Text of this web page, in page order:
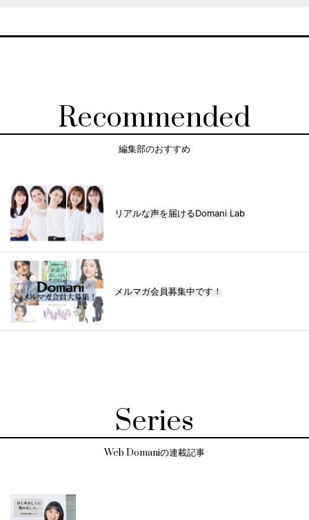
Recommended
編集部のおすすめ
リアルな声を届けるDomani Lab
メルマガ会員募集中です！
Series
Web Domaniの連載記事